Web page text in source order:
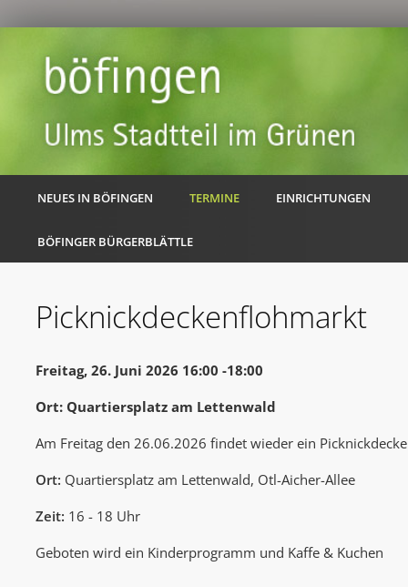
NEUES IN BÖFINGEN TERMINE EINRICHTUNGEN
BÖFINGER BÜRGERBLÄTTLE
Picknickdeckenflohmarkt
Freitag, 26. Juni 2026 16:00 -18:00
Ort: Quartiersplatz am Lettenwald
Am Freitag den 26.06.2026 findet wieder ein
Ort: Quartiersplatz am Lettenwald, Otl-Aicher-Allee
Zeit: 16 - 18 Uhr
Geboten wird ein Kinderprogramm und Kaffe & Kuchen